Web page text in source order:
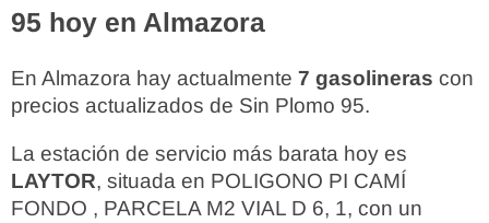
95 hoy en Almazora
En Almazora hay actualmente 7 gasolineras con
precios actualizados de Sin Plomo 95.
La estación de servicio más barata hoy es
LAYTOR, situada en POLIGONO PI CAMÍ
FONDO , PARCELA M2 VIAL D 6, 1, con un